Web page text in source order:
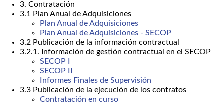
3. Contratación
3.1 Plan Anual de Adquisiciones
Plan Anual de Adquisiciones
Plan Anual de Adquisiciones - SECOP
3.2 Publicación de la información contractual
3.2.1. Información de gestión contractual en el SECOP
SECOP I
SECOP II
Informes Finales de Supervisión
3.3 Publicación de la ejecución de los contratos
Contratación en curso